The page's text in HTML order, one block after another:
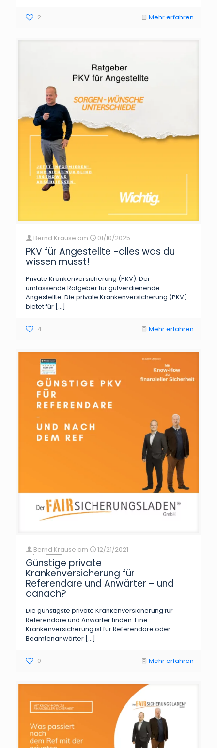
2 Mehr erfahren
Bernd Krause am 01/10/2025
PKV für Angestellte -alles was du
wissen musst!
Private Krankenversicherung (PKV): Der
umfassende Ratgeber für gutverdienende
Angestellte. Die private Krankenversicherung (PKV)
bietet für […]
4 Mehr erfahren
Bernd Krause am 12/21/2021
Günstige private
Krankenversicherung für
Referendare und Anwärter – und
danach?
Die günstigste private Krankenversicherung für
Referendare und Anwärter finden. Eine
Krankenversicherung ist für Referendare oder
Beamtenanwärter […]
0 Mehr erfahren